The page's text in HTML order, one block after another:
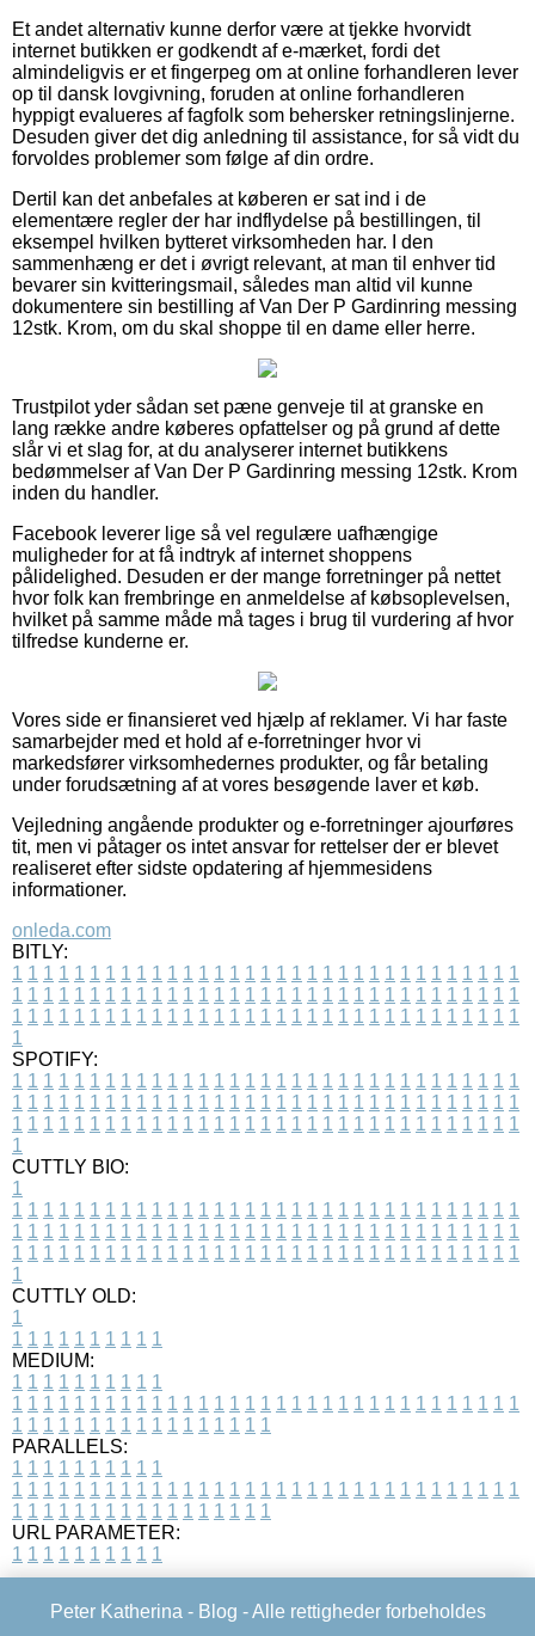
Et andet alternativ kunne derfor være at tjekke hvorvidt
internet butikken er godkendt af e-mærket, fordi det
almindeligvis er et fingerpeg om at online forhandleren lever
op til dansk lovgivning, foruden at online forhandleren
hyppigt evalueres af fagfolk som behersker retningslinjerne.
Desuden giver det dig anledning til assistance, for så vidt du
forvoldes problemer som følge af din ordre.
Dertil kan det anbefales at køberen er sat ind i de
elementære regler der har indflydelse på bestillingen, til
eksempel hvilken bytteret virksomheden har. I den
sammenhæng er det i øvrigt relevant, at man til enhver tid
bevarer sin kvitteringsmail, således man altid vil kunne
dokumentere sin bestilling af Van Der P Gardinring messing
12stk. Krom, om du skal shoppe til en dame eller herre.
Trustpilot yder sådan set pæne genveje til at granske en
lang række andre køberes opfattelser og på grund af dette
slår vi et slag for, at du analyserer internet butikkens
bedømmelser af Van Der P Gardinring messing 12stk. Krom
inden du handler.
Facebook leverer lige så vel regulære uafhængige
muligheder for at få indtryk af internet shoppens
pålidelighed. Desuden er der mange forretninger på nettet
hvor folk kan frembringe en anmeldelse af købsoplevelsen,
hvilket på samme måde må tages i brug til vurdering af hvor
tilfredse kunderne er.
Vores side er finansieret ved hjælp af reklamer. Vi har faste
samarbejder med et hold af e-forretninger hvor vi
markedsfører virksomhedernes produkter, og får betaling
under forudsætning af at vores besøgende laver et køb.
Vejledning angående produkter og e-forretninger ajourføres
tit, men vi påtager os intet ansvar for rettelser der er blevet
realiseret efter sidste opdatering af hjemmesidens
informationer.
onleda.com
BITLY:
1 1 1 1 1 1 1 1 1 1 1 1 1 1 1 1 1 1 1 1 1 1 1 1 1 1 1 1 1 1 1 1 1
1 1 1 1 1 1 1 1 1 1 1 1 1 1 1 1 1 1 1 1 1 1 1 1 1 1 1 1 1 1 1 1 1
1 1 1 1 1 1 1 1 1 1 1 1 1 1 1 1 1 1 1 1 1 1 1 1 1 1 1 1 1 1 1 1 1
1
SPOTIFY:
1 1 1 1 1 1 1 1 1 1 1 1 1 1 1 1 1 1 1 1 1 1 1 1 1 1 1 1 1 1 1 1 1
1 1 1 1 1 1 1 1 1 1 1 1 1 1 1 1 1 1 1 1 1 1 1 1 1 1 1 1 1 1 1 1 1
1 1 1 1 1 1 1 1 1 1 1 1 1 1 1 1 1 1 1 1 1 1 1 1 1 1 1 1 1 1 1 1 1
1
CUTTLY BIO:
1
1 1 1 1 1 1 1 1 1 1 1 1 1 1 1 1 1 1 1 1 1 1 1 1 1 1 1 1 1 1 1 1 1
1 1 1 1 1 1 1 1 1 1 1 1 1 1 1 1 1 1 1 1 1 1 1 1 1 1 1 1 1 1 1 1 1
1 1 1 1 1 1 1 1 1 1 1 1 1 1 1 1 1 1 1 1 1 1 1 1 1 1 1 1 1 1 1 1 1
1
CUTTLY OLD:
1
1 1 1 1 1 1 1 1 1 1
MEDIUM:
1 1 1 1 1 1 1 1 1 1
1 1 1 1 1 1 1 1 1 1 1 1 1 1 1 1 1 1 1 1 1 1 1 1 1 1 1 1 1 1 1 1 1
1 1 1 1 1 1 1 1 1 1 1 1 1 1 1 1 1
PARALLELS:
1 1 1 1 1 1 1 1 1 1
1 1 1 1 1 1 1 1 1 1 1 1 1 1 1 1 1 1 1 1 1 1 1 1 1 1 1 1 1 1 1 1 1
1 1 1 1 1 1 1 1 1 1 1 1 1 1 1 1 1
URL PARAMETER:
1 1 1 1 1 1 1 1 1 1
Peter Katherina - Blog - Alle rettigheder forbeholdes